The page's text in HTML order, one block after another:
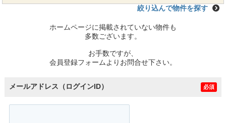
絞り込んで物件を探す
ホームページに掲載されていない物件も
多数ございます。
お手数ですが、
会員登録フォームよりお問合せ下さい。
メールアドレス（ログインID） 必須